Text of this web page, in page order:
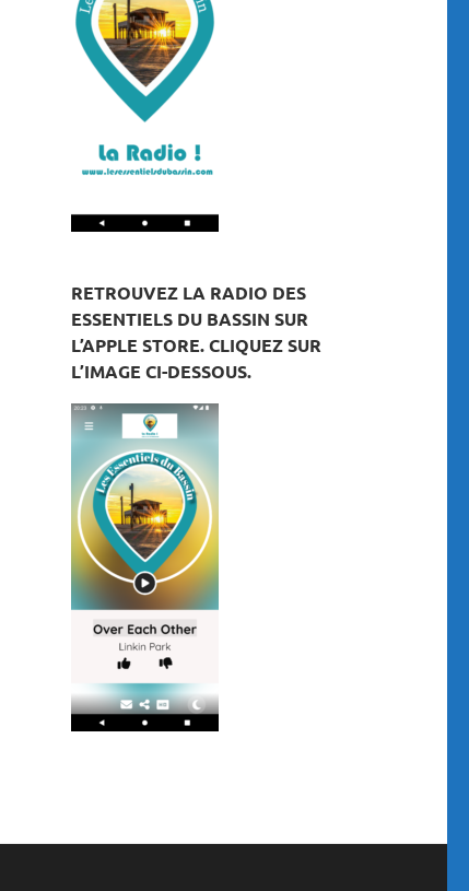
RETROUVEZ LA RADIO DES
ESSENTIELS DU BASSIN SUR
L’APPLE STORE. CLIQUEZ SUR
L’IMAGE CI-DESSOUS.